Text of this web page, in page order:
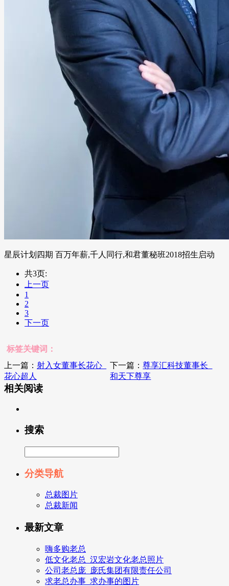
星辰计划四期 百万年薪,千人同行,和君董秘班2018招生启动
共3页:
上一页
1
2
3
下一页
标签关键词：
上一篇： 射入女董事长花心_
花心超人
下一篇：尊享汇科技董事长_
和天下尊享
相关阅读
搜索
分类导航
总裁图片
总裁新闻
最新文章
嗨多购老总
低文化老总_汉宏岩文化老总照片
公司老总庞_庞氏集团有限责任公司
求老总办事_求办事的图片